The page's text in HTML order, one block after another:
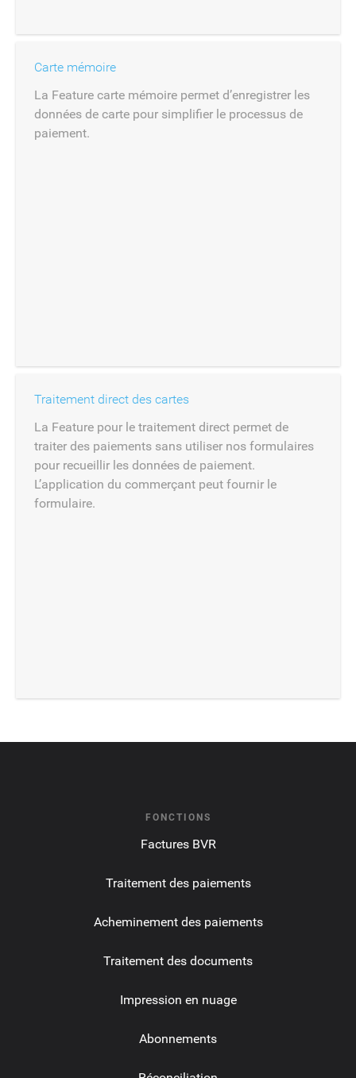
Carte mémoire
La Feature carte mémoire permet d’enregistrer les
données de carte pour simplifier le processus de
paiement.
Traitement direct des cartes
La Feature pour le traitement direct permet de
traiter des paiements sans utiliser nos formulaires
pour recueillir les données de paiement.
L’application du commerçant peut fournir le
formulaire.
FONCTIONS
Factures BVR
Traitement des paiements
Acheminement des paiements
Traitement des documents
Impression en nuage
Abonnements